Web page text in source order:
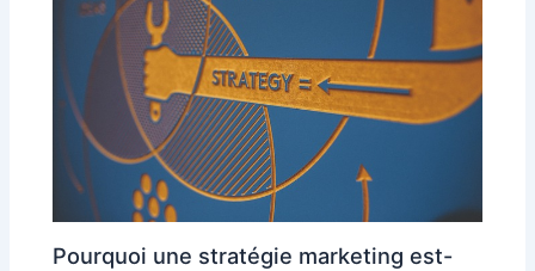
Pourquoi une stratégie marketing est-